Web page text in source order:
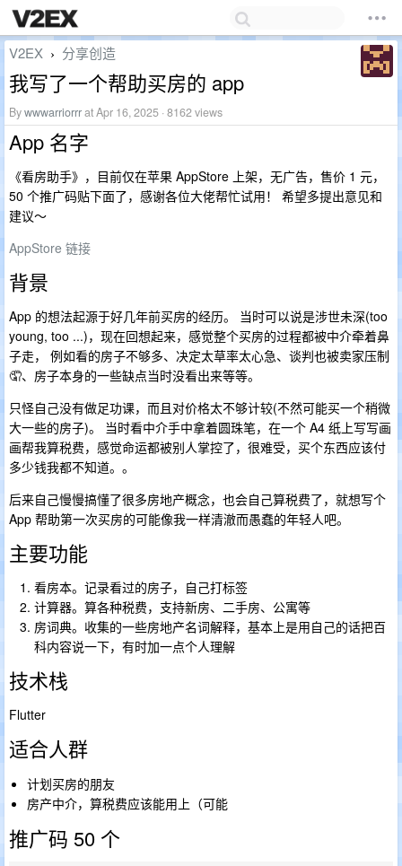
V2EX › 分享创造
我写了一个帮助买房的 app
Bywwwarriorrrat Apr 16, 2025 · 8162 views
App 名字
《看房助手》，目前仅在苹果 AppStore 上架，无广告，售价 1 元，
50 个推广码贴下面了，感谢各位大佬帮忙试用！ 希望多提出意见和
建议～
AppStore 链接
背景
App 的想法起源于好几年前买房的经历。 当时可以说是涉世未深(too
young, too ...)，现在回想起来，感觉整个买房的过程都被中介牵着鼻
子走， 例如看的房子不够多、决定太草率太心急、谈判也被卖家压制
🤦、房子本身的一些缺点当时没看出来等等。
只怪自己没有做足功课，而且对价格太不够计较(不然可能买一个稍微
大一些的房子)。 当时看中介手中拿着圆珠笔，在一个 A4 纸上写写画
画帮我算税费，感觉命运都被别人掌控了，很难受，买个东西应该付
多少钱我都不知道。。
后来自己慢慢搞懂了很多房地产概念，也会自己算税费了，就想写个
App 帮助第一次买房的可能像我一样清澈而愚蠢的年轻人吧。
主要功能
看房本。记录看过的房子，自己打标签
计算器。算各种税费，支持新房、二手房、公寓等
房词典。收集的一些房地产名词解释，基本上是用自己的话把百
科内容说一下，有时加一点个人理解
技术栈
Flutter
适合人群
计划买房的朋友
房产中介，算税费应该能用上（可能
推广码 50 个